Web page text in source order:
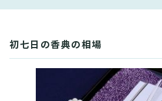
初七日の香典の相場